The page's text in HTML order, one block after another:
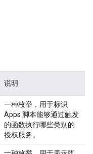
说明
一种枚举，用于标识
Apps 脚本能够通过触发
的函数执行哪些类别的
授权服务。